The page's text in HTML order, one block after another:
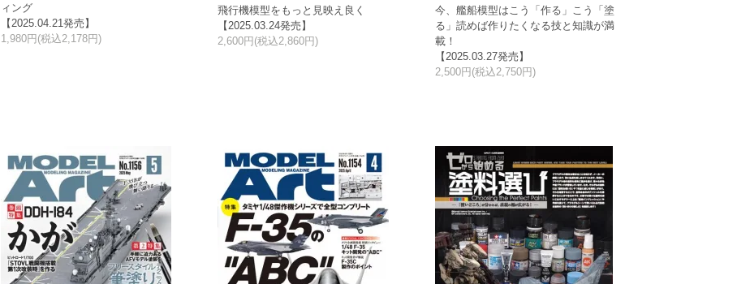
ィング
【2025.04.21発売】
1,980円(税込2,178円)
飛行機模型をもっと見映え良く
【2025.03.24発売】
2,600円(税込2,860円)
今、艦船模型はこう「作る」こう「塗
る」読めば作りたくなる技と知識が満
載！
【2025.03.27発売】
2,500円(税込2,750円)